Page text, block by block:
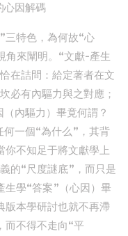
心因解碼
三特色，為何故“心
角來闡明。“文獻-產生
在詰問：給定著者在文
必有內驅力與之對應；
內驅力）畢竟何謂？
一個“為什么”，其背
你不知足于將文獻學上
的“尺度謎底”，而只是
生學“答案”（心因）畢
版本學研討也就不再滯
而不得不走向“平